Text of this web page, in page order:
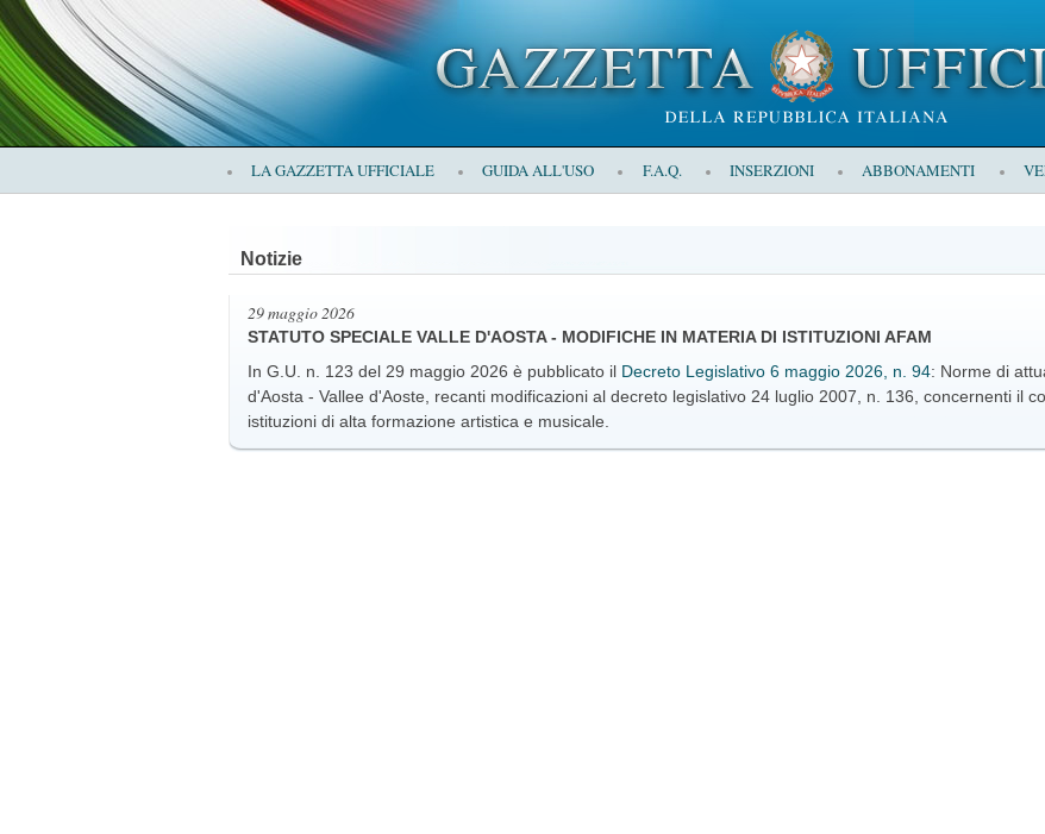
LA GAZZETTA UFFICIALE GUIDA ALL'USO F.A.Q. INSERZIONI ABBONAMENTI
×
GAZZETTA
UFFICIALE
Notizie
29 maggio 2026
STATUTO SPECIALE VALLE D'AOSTA - MODIFICHE IN MATERIA DI ISTITUZIONI AFAM
In G.U. n. 123 del 29 maggio 2026 è pubblicato il Decreto Legislativo 6 maggio 2026, n. 94: Norme di
d'Aosta - Vallee d'Aoste, recanti modificazioni al decreto legislativo 24 luglio 2007, n. 136, concernenti il
istituzioni di alta formazione artistica e musicale.